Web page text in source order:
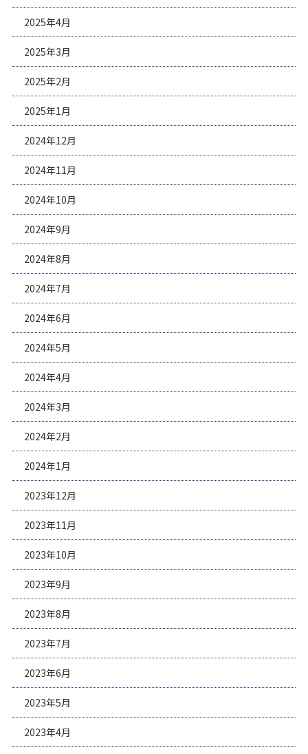
2025年4月
2025年3月
2025年2月
2025年1月
2024年12月
2024年11月
2024年10月
2024年9月
2024年8月
2024年7月
2024年6月
2024年5月
2024年4月
2024年3月
2024年2月
2024年1月
2023年12月
2023年11月
2023年10月
2023年9月
2023年8月
2023年7月
2023年6月
2023年5月
2023年4月